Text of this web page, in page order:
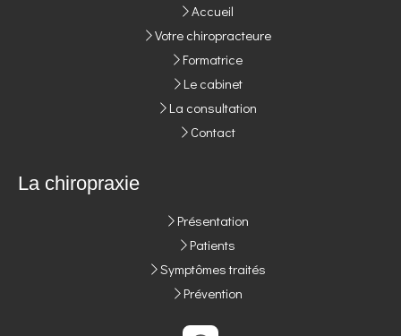
Accueil
Votre chiropracteure
Formatrice
Le cabinet
La consultation
Contact
La chiropraxie
Présentation
Patients
Symptômes traités
Prévention